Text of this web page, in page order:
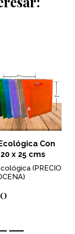
Con
x 25 cms
(PRECIO